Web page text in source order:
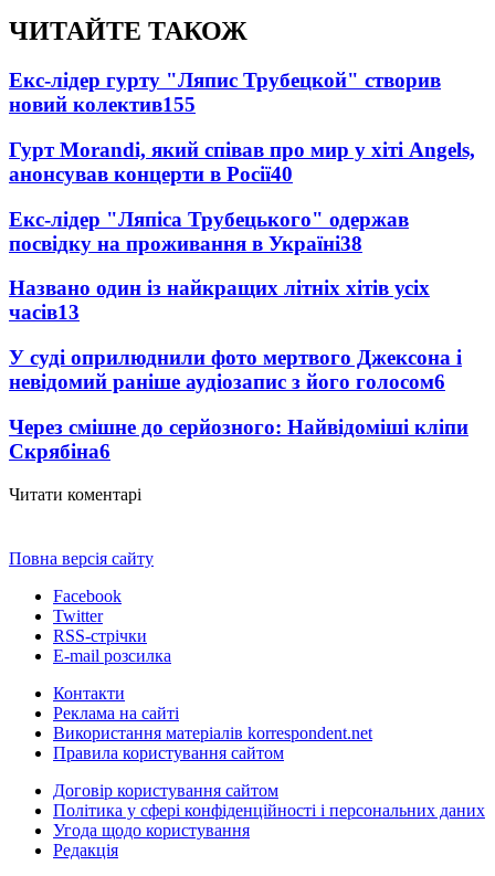
ЧИТАЙТЕ ТАКОЖ
Екс-лідер гурту "Ляпис Трубецкой" створив
новий колектив155
Гурт Morandi, який співав про мир у хіті Angels,
анонсував концерти в Росії40
Екс-лідер "Ляпіса Трубецького" одержав
посвідку на проживання в Україні38
Названо один із найкращих літніх хітів усіх
часів13
У суді оприлюднили фото мертвого Джексона і
невідомий раніше аудіозапис з його голосом6
Через смішне до серйозного: Найвідоміші кліпи
Скрябіна6
Читати коментарі
Повна версія сайту
Facebook
Twitter
RSS-стрічки
E-mail розсилка
Контакти
Реклама на сайті
Використання матеріалів korrespondent.net
Правила користування сайтом
Договір користування сайтом
Політика у сфері конфіденційності і персональних даних
Угода щодо користування
Редакція